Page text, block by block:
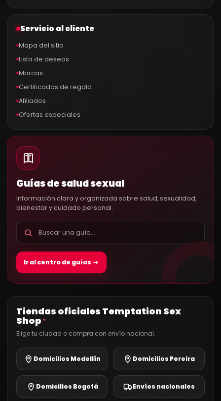
Servicio al cliente
Mapa del sitio
Lista de deseos
Marcas
Certificados de regalo
Afiliados
Ofertas especiales
Guías de salud sexual
Información clara y organizada sobre salud, sexualidad,
bienestar y cuidado personal.
Ir al centro de guías
Tiendas oficiales Temptation Sex
Shop ®
Elige tu ciudad o compra con envío nacional.
Domicilios Medellín Domicilios Pereira
Domicilios Bogotá Envíos nacionales